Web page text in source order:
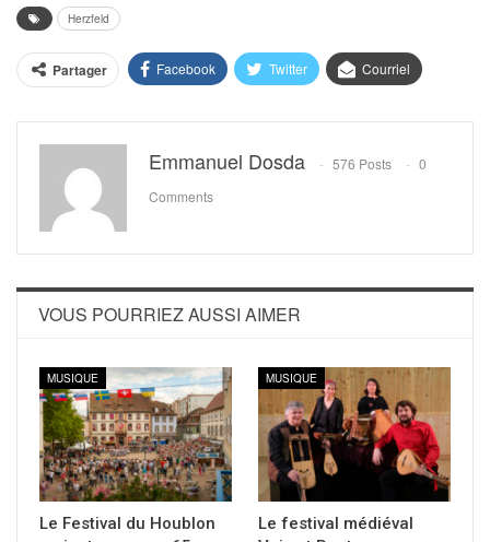
Herzfeld
Partager Facebook Twitter Courriel
Emmanuel Dosda 576 Posts
0
Comments
VOUS POURRIEZ AUSSI AIMER
MUSIQUE
Le Festival du Houblon
MUSIQUE
Le festival médiéval